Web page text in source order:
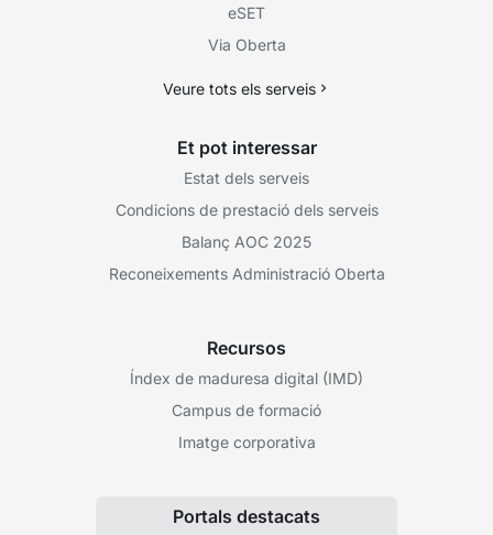
eSET
Via Oberta
Veure tots els serveis
Et pot interessar
Estat dels serveis
Condicions de prestació dels serveis
Balanç AOC 2025
Reconeixements Administració Oberta
Recursos
Índex de maduresa digital (IMD)
Campus de formació
Imatge corporativa
Portals destacats